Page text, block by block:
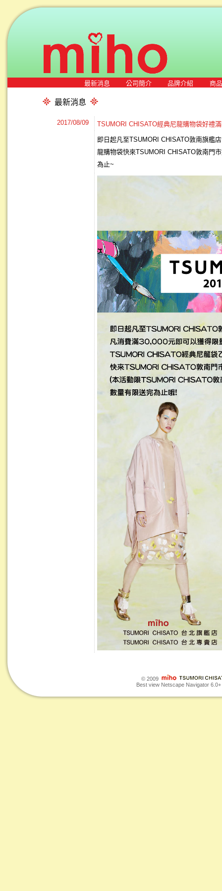
最新消息 公司簡介 品牌介紹 商
最新消息
2017/08/09 TSUMORI CHISATO經典尼龍購物袋好禮
即日起凡至TSUMORI CHISATO敦南旗艦
龍購物袋快來TSUMORI CHISATO敦南門
為止~
© 2009
Best view Netscape Navigator